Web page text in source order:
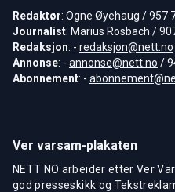
Redaktør: Ogne Øyehaug / 957
Journalist: Marius Rosbach /
Redaksjon: - redaksjon@nett.no
Annonse: - annonse@nett.no /
Abonnement: -
Ver varsam-plakaten
NETT NO arbeider etter Ver
god presseskikk og